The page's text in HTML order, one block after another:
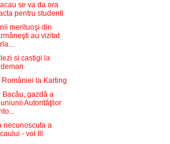
se va da ora
pentru studenti
merituoşi din
au vizitat
si castigi la
României la Karting
Bacău, gazdă a
Autorităţilor
necunoscuta a
- vol III